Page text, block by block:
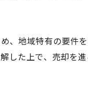
調整区域売却で
法人向け調整区
、地域特有の要件
た上で、売却を